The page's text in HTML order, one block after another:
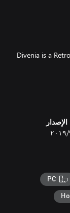
Divenia is a
الإصدار
PC